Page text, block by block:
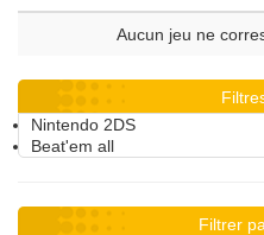
Aucun jeu ne
Nintendo 2DS
Beat'em all
Filtrer